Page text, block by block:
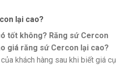
lại cao?
tốt không? Răng sứ Cercon
giá răng sứ Cercon lại cao?
khách hàng sau khi biết giá cụ